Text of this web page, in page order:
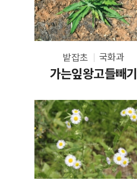
밭잡초 국화과
가는잎왕고들빼기